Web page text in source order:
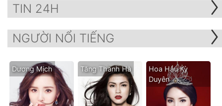
TIN 24H
NGƯỜI NỔI TIẾNG
Dương Mịch Tăng Thanh Hà
Hoa Hậu Kỳ
Duyên